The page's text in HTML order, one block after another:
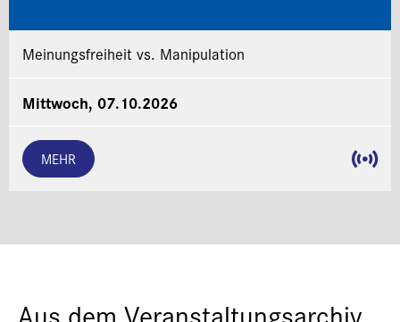
Meinungsfreiheit vs. Manipulation
Mittwoch, 07.10.2026
MEHR